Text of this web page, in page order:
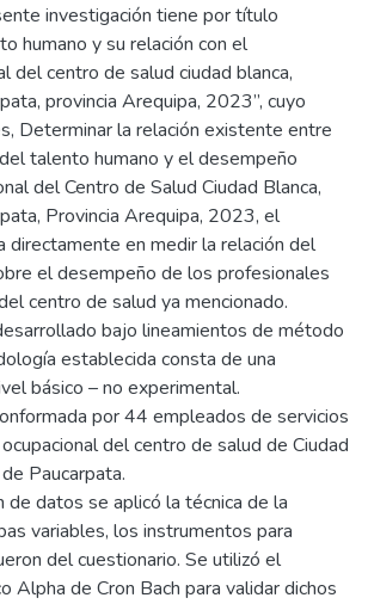
investigación tiene por título
humano y su relación con el
del centro de salud ciudad blanca,
provincia Arequipa, 2023”, cuyo
Determinar la relación existente entre
talento humano y el desempeño
del Centro de Salud Ciudad Blanca,
Provincia Arequipa, 2023, el
directamente en medir la relación del
el desempeño de los profesionales
centro de salud ya mencionado.
bajo lineamientos de método
establecida consta de una
básico – no experimental.
por 44 empleados de servicios
del centro de salud de Ciudad
Paucarpata.
de datos se aplicó la técnica de la
variables, los instrumentos para
del cuestionario. Se utilizó el
Alpha de Cron Bach para validar dichos